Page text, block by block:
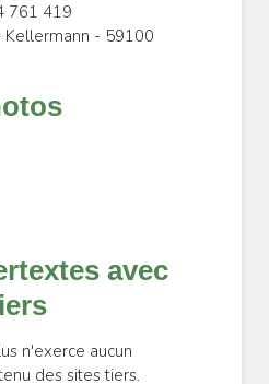
761 419
Kellermann - 59100
avec
n'exerce aucun
des sites tiers.